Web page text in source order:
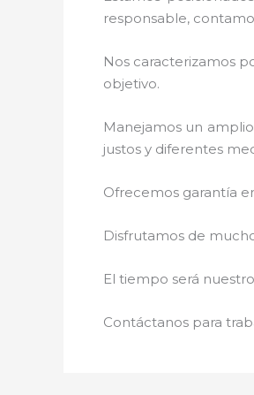
responsable,
Nos caracterizamos
objetivo.
Manejamos un
justos y diferentes
Ofrecemos garantía
Disfrutamos de
El tiempo será
Contáctanos para